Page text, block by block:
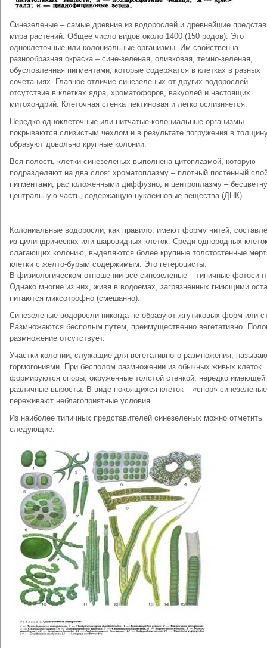
Синезеленые – самые древние из водорослей и древнейшие
мира растений. Общее число видов около 1400 (150 родов). Это
одноклеточные или колониальные организмы. Им свойственна
разнообразная окраска – сине-зеленая, оливковая, темно-зеленая,
обусловленная пигментами, которые содержатся в клетках в разных
сочетаниях. Главное отличие синезеленых от других водорослей –
отсутствие в клетках ядра, хроматофоров, вакуолей и настоящих
митохондрий. Клеточная стенка пектиновая и легко ослизняется.
Нередко одноклеточные или нитчатые колониальные организмы
покрываются слизистым чехлом и в результате погружения в
образуют довольно крупные колонии.
Вся полость клетки синезеленых выполнена цитоплазмой, которую
подразделяют на два слоя: хроматоплазму – плотный постенный
пигментами, расположенными диффузно, и центроплазму –
центральную часть, содержащую нуклеиновые вещества (ДНК).
Колониальные водоросли, как правило, имеют форму нитей,
из цилиндрических или шаровидных клеток. Среди однородных
слагающих колонию, выделяются более крупные толстостенные
клетки с желто-бурым содержимым. Это гетероцисты.
В физиологическом отношении все синезеленые – типичные
Однако многие из них, живя в водоемах, загрязненных гниющими
питаются миксотрофно (смешанно).
Синезеленые водоросли никогда не образуют жгутиковых форм или
Размножаются бесполым путем, преимущественно вегетативно.
размножение отсутствует.
Участки колонии, служащие для вегетативного размножения,
гормогониями. При бесполом размножении из обычных живых клеток
формируются споры, окруженные толстой стенкой, нередко имеющей
различные выросты. В виде покоящихся клеток – «спор» синезеленые
переживают неблагоприятные условия.
Из наиболее типичных представителей синезеленых можно отметить
следующие.